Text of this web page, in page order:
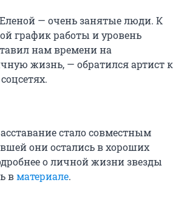
— очень занятые люди. К
график работы и уровень
нам времени на
жизнь, — обратился артист к
стало совместным
они остались в хороших
о личной жизни звезды
вматериале.